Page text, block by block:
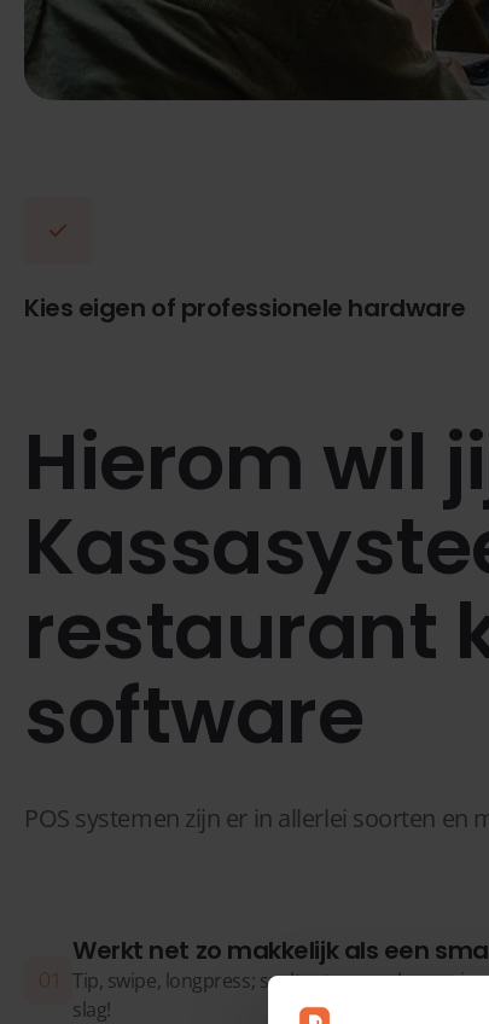
Kies eigen of professionele hardware
Hierom wil
restaurant
software
POS systemen zijn er in allerlei soorten en
Werkt net zo makkelijk als een
Tip, swipe, longpress; sneltoetsen werken op
slag!